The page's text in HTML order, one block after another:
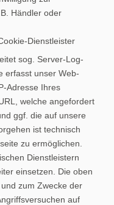
Händler oder
Dienstleister
sog. Server-Log-
erfasst unser Web-
Adresse Ihres
welche angefordert
ggf. die auf unsere
ist technisch
zu ermöglichen.
Dienstleistern
einsetzen. Die oben
zum Zwecke der
auf